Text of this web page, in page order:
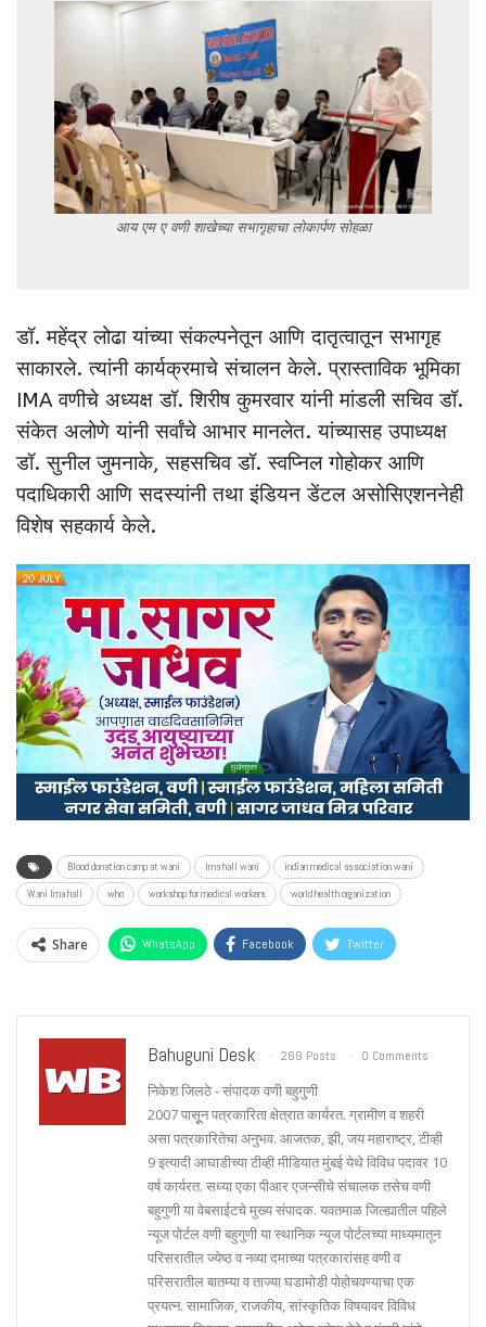
आय एम ए वणी शाखेच्या सभागृहाचा लोकार्पण सोहळा
डॉ. महेंद्र लोढा यांच्या संकल्पनेतून आणि दातृत्वातून सभागृह
साकारले. त्यांनी कार्यक्रमाचे संचालन केले. प्रास्ताविक भूमिका
IMA वणीचे अध्यक्ष डॉ. शिरीष कुमरवार यांनी मांडली सचिव डॉ.
संकेत अलोणे यांनी सर्वांचे आभार मानलेत. यांच्यासह उपाध्यक्ष
डॉ. सुनील जुमनाके, सहसचिव डॉ. स्वप्निल गोहोकर आणि
पदाधिकारी आणि सदस्यांनी तथा इंडियन डेंटल असोसिएशननेही
विशेष सहकार्य केले.
Blood donation camp at wani Ima hall wani
indian medical association wani
Wani Ima hall
who workshop for medical workers world health organization
Share WhatsApp Facebook Twitter
Bahuguni Desk 269 Posts 0 Comments
निकेश जिलठे - संपादक वणी बहुगुणी
2007 पासूून पत्रकारिता क्षेत्रात कार्यरत. ग्रामीण व शहरी
असा पत्रकारितेचा अनुभव. आजतक, झी, जय महाराष्ट्र, टीव्ही
9 इत्यादी आघाडीच्या टीव्ही मीडियात मुंबई येथे विविध पदावर 10
वर्ष कार्यरत. सध्या एका पीआर एजन्सीचे संचालक तसेच वणी
बहुगुणी या वेबसाईटचे मुख्य संपादक. यवतमाळ जिल्ह्यातील पहिले
न्यूज पोर्टल वणी बहुगुणी या स्थानिक न्यूज पोर्टलच्या माध्यमातून
परिसरातील ज्येष्ठ व नव्या दमाच्या पत्रकारांसह वणी व
परिसरातील बातम्या व ताज्या घडामोडी पोहोचवण्याचा एक
प्रयत्न. सामाजिक, राजकीय, सांस्कृतिक विषयावर विविध